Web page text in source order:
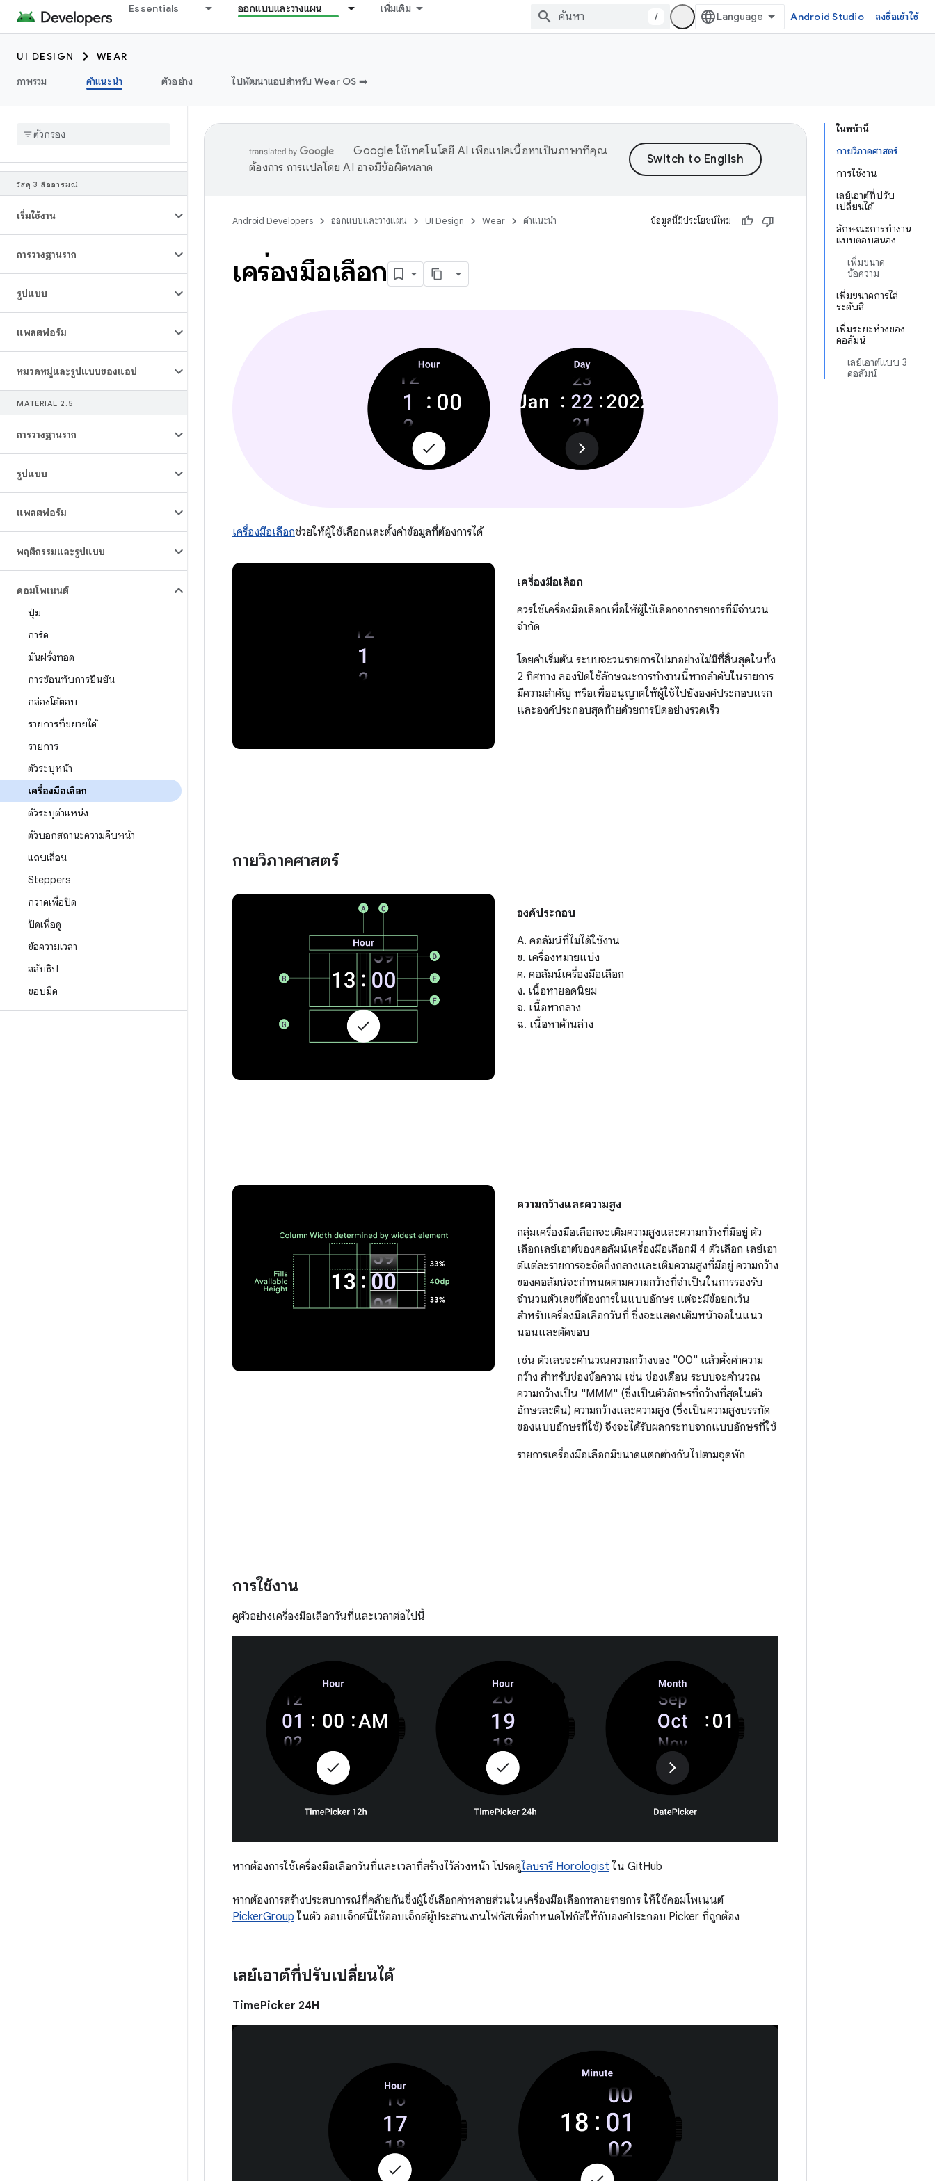
Essentials ออกแบบและวางแผน เพิ่มเติม
/ Android Studio ลงชื่อเข้าใช้
UI DESIGN
WEAR
ภาพรวม
คำแนะนำ ตัวอย่าง ไปพัฒนาแอปสำหรับ Wear OS ➡️
วัสดุ 3 สื่ออารมณ์
เริ่มใช้งาน
การวางฐานราก
รูปแบบ
แพลตฟอร์ม
หมวดหมู่และรูปแบบของแอป
MATERIAL 2 . 5
การวางฐานราก
รูปแบบ
แพลตฟอร์ม
พฤติกรรมและรูปแบบ
คอมโพเนนต์
ปุ่ม
การ์ด
มันฝรั่งทอด
การซ้อนทับการยืนยัน
กล่องโต้ตอบ
รายการที่ขยายได้
รายการ
ตัวระบุหน้า
เครื่องมือเลือก
ตัวระบุตำแหน่ง
ตัวบอกสถานะความคืบหน้า
แถบเลื่อน
Steppers
กวาดเพื่อปิด
ปัดเพื่อดู
ข้อความเวลา
สลับชิป
ขอบมืด
ในหน้านี้
กายวิภาคศาสตร์
การใช้งาน
เลย์เอาต์ที่ปรับ
เปลี่ยนได้
ลักษณะการทํางาน
แบบตอบสนอง
เพิ่มขนาด
ข้อความ
เพิ่มขนาดการไล่
ระดับสี
เพิ่มระยะห่างของ
คอลัมน์
เลย์เอาต์แบบ 3
คอลัมน์
Google ใช้เทคโนโลยี AI เพื่อแปลเนื้อหาเป็นภาษาที่คุณ
ต้องการ การแปลโดย AI อาจมีข้อผิดพลาด
Android Developers ออกแบบและวางแผน UI Design Wear คำแนะนำ ข้อมูลนี้มีประโยชน์ไหม
เครื่องมือเลือก
เครื่องมือเลือกช่วยให้ผู้ใช้เลือกและตั้งค่าข้อมูลที่ต้องการได้
เครื่องมือเลือก
ควรใช้เครื่องมือเลือกเพื่อให้ผู้ใช้เลือกจากรายการที่มีจำนวน
จำกัด
โดยค่าเริ่มต้น ระบบจะวนรายการไปมาอย่างไม่มีที่สิ้นสุดในทั้ง
2 ทิศทาง ลองปิดใช้ลักษณะการทำงานนี้หากลําดับในรายการ
มีความสําคัญ หรือเพื่ออนุญาตให้ผู้ใช้ไปยังองค์ประกอบแรก
และองค์ประกอบสุดท้ายด้วยการปัดอย่างรวดเร็ว
กายวิภาคศาสตร์
องค์ประกอบ
A. คอลัมน์ที่ไม่ได้ใช้งาน
ข. เครื่องหมายแบ่ง
ค. คอลัมน์เครื่องมือเลือก
ง. เนื้อหายอดนิยม
จ. เนื้อหากลาง
ฉ. เนื้อหาด้านล่าง
ความกว้างและความสูง
กลุ่มเครื่องมือเลือกจะเติมความสูงและความกว้างที่มีอยู่ ตัว
เลือกเลย์เอาต์ของคอลัมน์เครื่องมือเลือกมี 4 ตัวเลือก เลย์เอา
ต์แต่ละรายการจะจัดกึ่งกลางและเติมความสูงที่มีอยู่ ความกว้าง
ของคอลัมน์จะกำหนดตามความกว้างที่จำเป็นในการรองรับ
จำนวนตัวเลขที่ต้องการในแบบอักษร แต่จะมีข้อยกเว้น
สำหรับเครื่องมือเลือกวันที่ ซึ่งจะแสดงเต็มหน้าจอในแนว
นอนและตัดขอบ
เช่น ตัวเลขจะคํานวณความกว้างของ "00" แล้วตั้งค่าความ
กว้าง สำหรับช่องข้อความ เช่น ช่องเดือน ระบบจะคำนวณ
ความกว้างเป็น "MMM" (ซึ่งเป็นตัวอักษรที่กว้างที่สุดในตัว
อักษรละติน) ความกว้างและความสูง (ซึ่งเป็นความสูงบรรทัด
ของแบบอักษรที่ใช้) จึงจะได้รับผลกระทบจากแบบอักษรที่ใช้
รายการเครื่องมือเลือกมีขนาดแตกต่างกันไปตามจุดพัก
การใช้งาน
ดูตัวอย่างเครื่องมือเลือกวันที่และเวลาต่อไปนี้
หากต้องการใช้เครื่องมือเลือกวันที่และเวลาที่สร้างไว้ล่วงหน้า โปรดดูไลบรารี Horologist ใน GitHub
หากต้องการสร้างประสบการณ์ที่คล้ายกันซึ่งผู้ใช้เลือกค่าหลายส่วนในเครื่องมือเลือกหลายรายการ ให้ใช้คอมโพเนนต์
PickerGroup ในตัว ออบเจ็กต์นี้ใช้ออบเจ็กต์ผู้ประสานงานโฟกัสเพื่อกำหนดโฟกัสให้กับองค์ประกอบ Picker ที่ถูกต้อง
เลย์เอาต์ที่ปรับเปลี่ยนได้
TimePicker 24H